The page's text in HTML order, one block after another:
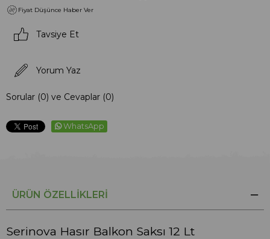
Fiyat Düşünce Haber Ver
Tavsiye Et
Yorum Yaz
Sorular (0) ve Cevaplar (0)
WhatsApp
ÜRÜN ÖZELLIKLERI
Serinova Hasır Balkon Saksı 12 Lt